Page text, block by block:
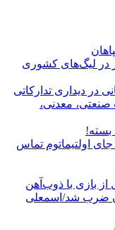
در لیگ‌های کشوری
در دیداری تدارکاتی
صنعتی، معدنی،
بسته!
اولتیماتوم تماس
از بازی با ذوب‌آهن
ضرب شد/اسمعلی